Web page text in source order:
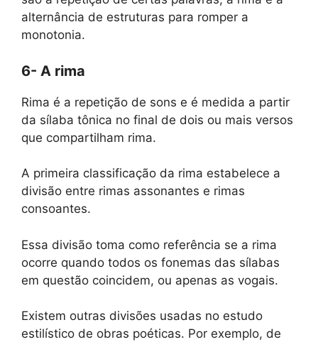
alternância de estruturas para romper a
monotonia.
6- A rima
Rima é a repetição de sons e é medida a partir
da sílaba tônica no final de dois ou mais versos
que compartilham rima.
A primeira classificação da rima estabelece a
divisão entre rimas assonantes e rimas
consoantes.
Essa divisão toma como referência se a rima
ocorre quando todos os fonemas das sílabas
em questão coincidem, ou apenas as vogais.
Existem outras divisões usadas no estudo
estilístico de obras poéticas. Por exemplo, de